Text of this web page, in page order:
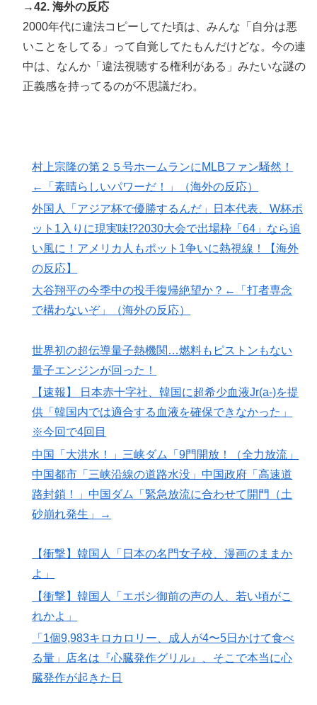
→42. 海外の反応
2000年代に違法コピーしてた頃は、みんな「自分は悪
いことをしてる」って自覚してたもんだけどな。今の連
中は、なんか「違法視聴する権利がある」みたいな謎の
正義感を持ってるのが不思議だわ。
村上宗隆の第２５号ホームランにMLBファン騒然！
←「素晴らしいパワーだ！」（海外の反応）
外国人「アジア杯で優勝するんだ」日本代表、W杯ポ
ット1入りに現実味!?2030大会で出場枠「64」なら追
い風に！アメリカ人もポット1争いに熱視線！【海外
の反応】
大谷翔平の今季中の投手復帰絶望か？←「打者専念
で構わないぞ」（海外の反応）
世界初の超伝導量子熱機関…燃料もピストンもない
量子エンジンが回った！
【速報】 日本赤十字社、韓国に超希少血液Jr(a-)を提
供「韓国内では適合する血液を確保できなかった」
※今回で4回目
中国「大洪水！」三峡ダム「9門開放！（全力放流」
中国都市「三峡沿線の道路水没」中国政府「高速道
路封鎖！」中国ダム「緊急放流に合わせて開門（土
砂崩れ発生」→
【衝撃】韓国人「日本の名門女子校、漫画のままか
よ」
【衝撃】韓国人「エボシ御前の声の人、若い頃がこ
れかよ」
「1個9,983キロカロリー、成人が4〜5日かけて食べ
る量」店名は『心臓発作グリル』、そこで本当に心
臓発作が起きた日